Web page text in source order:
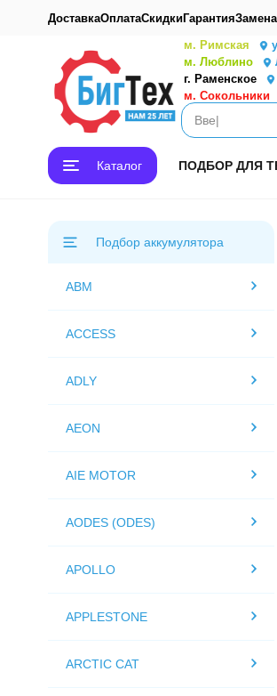
ДоставкаОплатаСкидкиГарантия
м. Римская
м. Люблино
г. Раменское
м. Сокольники
Каталог ПОДБОР ДЛЯ
Подбор аккумулятора
ABM
ACCESS
ADLY
AEON
AIE MOTOR
AODES (ODES)
APOLLO
APPLESTONE
ARCTIC CAT